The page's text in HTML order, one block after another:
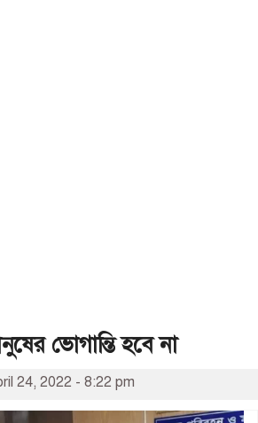
ভোগান্তি হবে না
24, 2022 - 8:22 pm